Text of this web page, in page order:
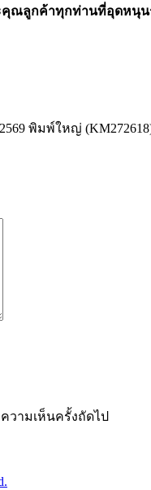
ณลูกค้าทุกท่านที่อุดหนุน
พิมพ์ใหญ่
วามเห็นครั้งถัดไป